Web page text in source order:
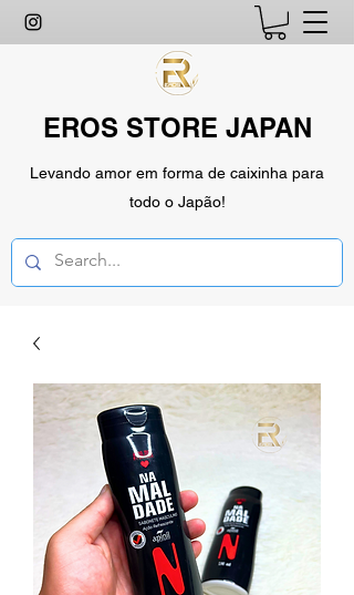
EROS STORE JAPAN
Levando amor em forma de caixinha para
todo o Japão!